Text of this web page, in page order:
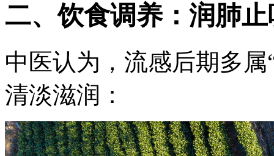
二、饮食调养：润肺
中医认为，流感后期多属
清淡滋润：